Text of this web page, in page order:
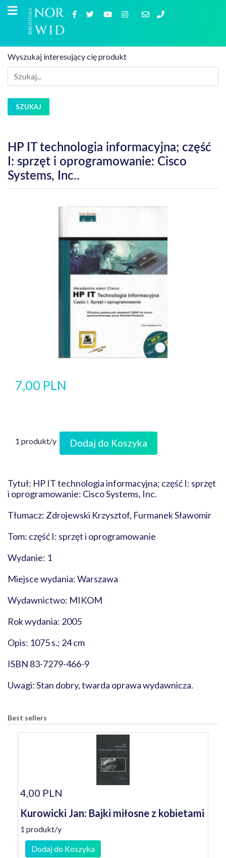
Wyszukaj interesujący cię produkt
SZUKAJ
HP IT technologia informacyjna; część
I: sprzęt i oprogramowanie: Cisco
Systems, Inc..
7,00 PLN
1 produkt/y Dodaj do Koszyka
Tytuł: HP IT technologia informacyjna; część I: sprzęt
i oprogramowanie: Cisco Systems, Inc.
Tłumacz: Zdrojewski Krzysztof, Furmanek Sławomir
Tom: część I: sprzęt i oprogramowanie
Wydanie: 1
Miejsce wydania: Warszawa
Wydawnictwo: MIKOM
Rok wydania: 2005
Opis: 1075 s.; 24 cm
ISBN 83-7279-466-9
Uwagi: Stan dobry, twarda oprawa wydawnicza.
Best sellers
4,00 PLN
Kurowicki Jan: Bajki miłosne z kobietami
1 produkt/y
Dodaj do Koszyka